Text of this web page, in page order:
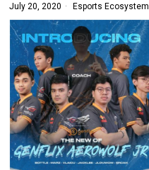
July 20, 2020 Esports Ecosystem